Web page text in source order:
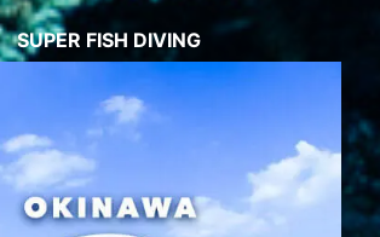
SUPER FISH DIVING